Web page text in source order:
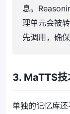
息。
理单元会被
先调用，确
3. MaTTS技
单独的记忆库还